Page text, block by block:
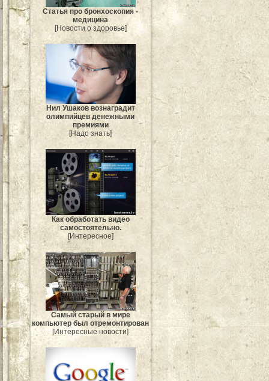
Статья про бронхоскопия -
медицина
[Новости о здоровье]
Нил Ушаков вознаградит
олимпийцев денежными
премиями
[Надо знать]
Как обработать видео
самостоятельно.
[Интересное]
Самый старый в мире
компьютер был отремонтирован
[Интересные новости]